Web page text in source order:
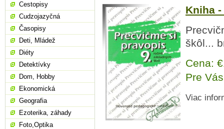
Kniha
škôl...
Cena:
Pre
Viac
Cestopisy
Cudzojazyčná
Časopisy
Deti, Mládež
Diéty
Detektívky
Dom, Hobby
Ekonomická
Geografia
Ezoterika, záhady
Foto,Optika